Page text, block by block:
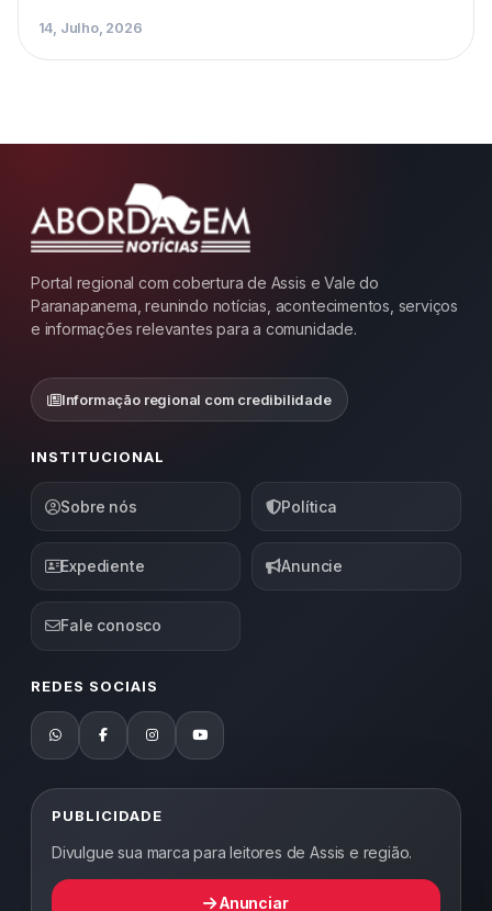
14, Julho, 2026
Portal regional com cobertura de Assis e Vale do
Paranapanema, reunindo notícias, acontecimentos, serviços
e informações relevantes para a comunidade.
Informação regional com credibilidade
INSTITUCIONAL
Sobre nós Política
Expediente Anuncie
Fale conosco
REDES SOCIAIS
PUBLICIDADE
Divulgue sua marca para leitores de Assis e região.
Anunciar